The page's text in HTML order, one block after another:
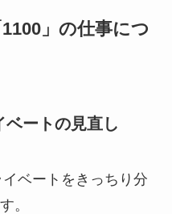
」の仕事につ
ベートの見直し
イベートをきっちり分
。